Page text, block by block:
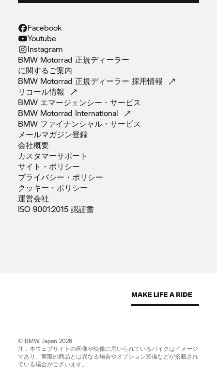
Facebook
Youtube
Instagram
BMW Motorrad 正規ディーラー
に関するご案内
BMW Motorrad 正規ディーラー採用情報
リコール情報
BMW エマージェンシー・サービス
BMW Motorrad International
BMW ファイナンシャル・サービス
メールマガジン登録
会社概要
カスタマーサポート
サイト・ポリシー
プライバシー・ポリシー
クッキー・ポリシー
運営会社
ISO 9001:2015認証書
© BMW Japan 2026
注：本ウェブサイトの画像や映像に用いられているバイクはイメージ
であり、実際の商品とは異なる場合やオプション装備などが搭載され
ている場合がございます。